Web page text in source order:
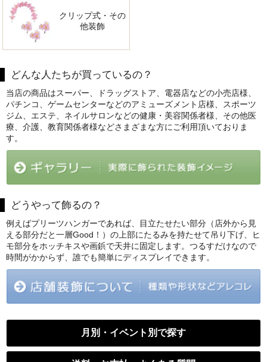
クリップ式・その
他装飾
どんな人たちが買っているの？
当店の商品はスーパー、ドラッグストア、電器店などの小売店様、
パチンコ、ゲームセンターなどのアミューズメント店様、スポーツ
ジム、エステ、ネイルサロンなどの健康・美容関係者様、その他医
療、介護、教育関係者様などさまざまな方にご利用頂いておりま
す。
どうやって飾るの？
例えばプリーツハンガーであれば、目立たせたい部分（店外から見
える部分だと一層Good！）の上部にたるみを持たせて吊り下げ、ヒ
モ部分をホッチキスや画鋲で天井に固定します。つるすだけなので
時間がかからず、誰でも簡単にディスプレイできます。
月別・イベント別で探す